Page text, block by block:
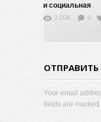
и социальная
мобильность —
3.05K 0
Your email
fields are marked